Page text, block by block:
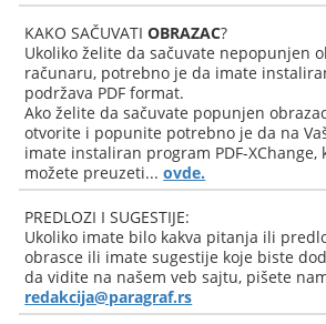
KAKO SAČUVATIOBRAZAC?
Ukoliko želite da sačuvate nepopunjen
računaru, potrebno je da imate
podržava PDF format.
Ako želite da sačuvate popunjen
otvorite i popunite potrebno je da na
imate instaliran program PDF-XChange,
možete preuzeti...ovde.
PREDLOZI I SUGESTIJE:
Ukoliko imate bilo kakva pitanja ili
obrasce ili imate sugestije koje biste
da vidite na našem veb sajtu, pišete
redakcija@paragraf.rs